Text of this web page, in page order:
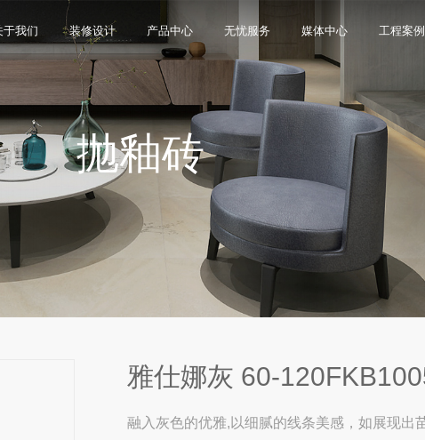
于我们
商标注册于2000年，专注于美化建筑和
等品类，秉承“每个家 都值得拥有蒙娜丽
的核心精神，使顾客在感受艺术化产品
人们多样的生活方式需求。
装修设计
瓷砖产品全屋定制应用体系，通过上万
产品中心
主旨，甄选全球珍稀的天然原石作为设
多质感工艺、多规格的动态组合打破常
们提供源源不断的美学灵感，创造无界
无忧服务
打通了线上线下的营销服务渠道，为消
对服务体系进行全新升级，推出“微笑
板销售的“最后一公里”，解决消费者家装
媒体中心
感受艺术化产品的同时，享受高品质的
求。
工程案例
企业和千万业主提供优质的产品与服
范。
抛釉砖
雅仕娜灰 60-
融入灰色的优雅,以细腻的线条美感，如展现出